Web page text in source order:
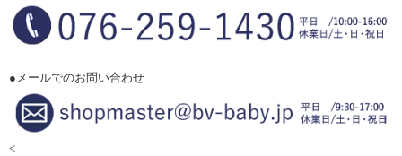
●メールでのお問い合わせ
<